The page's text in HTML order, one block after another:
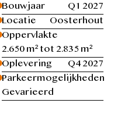
Bouwjaar
Q1 2027
Locatie
Oosterhout
Oppervlakte
2.650 m² tot 2.835 m²
Oplevering
Q4 2027
Parkeermogelijkheden
Gevarieerd